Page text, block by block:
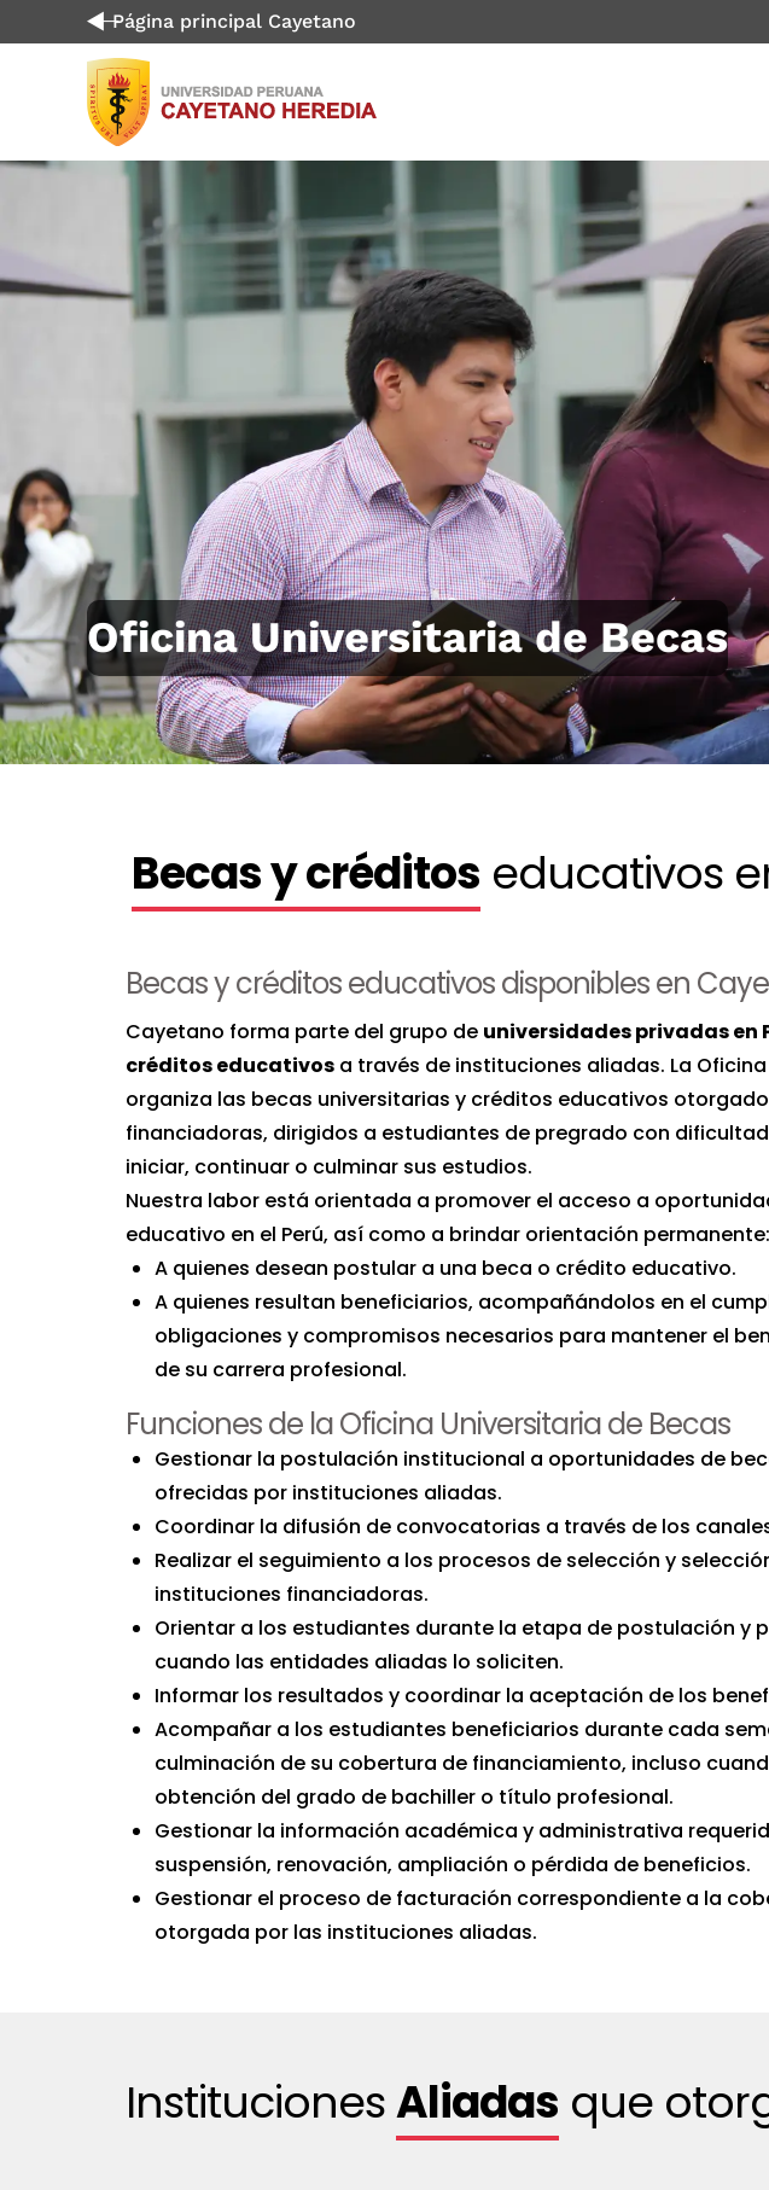
Página principal Cayetano
Oficina Universitaria de Becas
Becas y créditos educativos
Becas y créditos educativos disponibles en
Cayetano forma parte del grupo de universidades privadas en
créditos educativos a través de instituciones aliadas. La
organiza las becas universitarias y créditos educativos
financiadoras, dirigidos a estudiantes de pregrado con
iniciar, continuar o culminar sus estudios.
Nuestra labor está orientada a promover el acceso a
educativo en el Perú, así como a brindar orientación permanente:
A quienes desean postular a una beca o crédito educativo.
A quienes resultan beneficiarios, acompañándolos en el
obligaciones y compromisos necesarios para mantener el
de su carrera profesional.
Funciones de la Oficina Universitaria de Becas
Gestionar la postulación institucional a oportunidades de
ofrecidas por instituciones aliadas.
Coordinar la difusión de convocatorias a través de los
Realizar el seguimiento a los procesos de selección y
instituciones financiadoras.
Orientar a los estudiantes durante la etapa de postulación y
cuando las entidades aliadas lo soliciten.
Informar los resultados y coordinar la aceptación de los
Acompañar a los estudiantes beneficiarios durante cada
culminación de su cobertura de financiamiento, incluso
obtención del grado de bachiller o título profesional.
Gestionar la información académica y administrativa
suspensión, renovación, ampliación o pérdida de beneficios.
Gestionar el proceso de facturación correspondiente a la
otorgada por las instituciones aliadas.
InstitucionesAliadas que